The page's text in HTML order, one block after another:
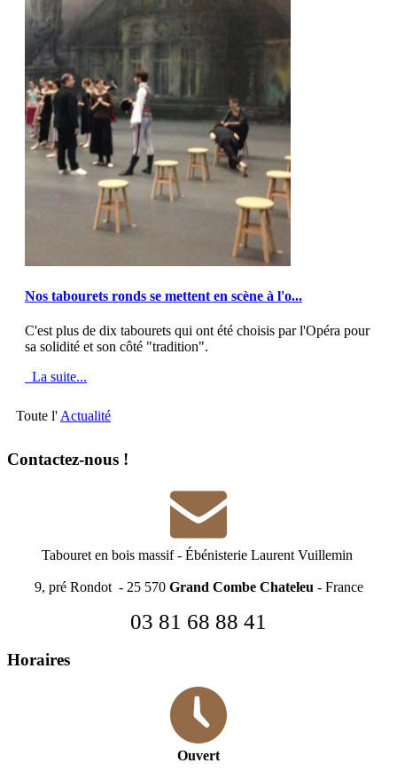
Nos tabourets ronds se mettent en scène à l'o...
C'est plus de dix tabourets qui ont été choisis par l'Opéra pour
sa solidité et son côté "tradition".
La suite...
Toute l' Actualité
Contactez-nous !
Tabouret en bois massif- Ébénisterie Laurent Vuillemin
9, pré Rondot - 25 570 Grand Combe Chateleu - France
03 81 68 88 41
Horaires
Ouvert